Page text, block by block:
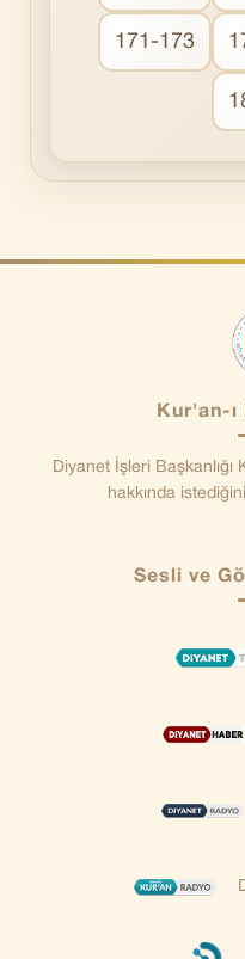
171-173
Kur'an-ı
Diyanet İşleri Başkanlığı
hakkında
Sesli ve